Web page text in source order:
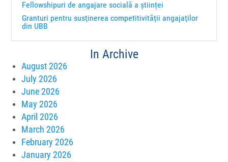
Fellowshipuri de angajare socială a științei
Granturi pentru susţinerea competitivităţii angajaţilor
din UBB
In Archive
August 2026
July 2026
June 2026
May 2026
April 2026
March 2026
February 2026
January 2026